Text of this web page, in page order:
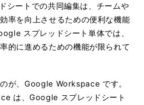
シートでの共同編集は、チームや
率を向上させるための便利な機能
スプレッドシート単体では、
的に進めるための機能が限られて
が、Google Workspace です。
は、Google スプレッドシート